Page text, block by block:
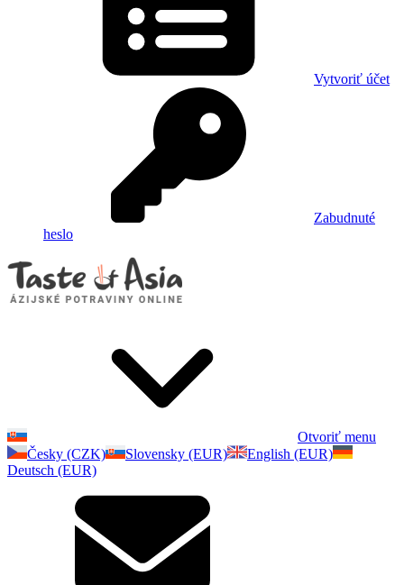
Vytvoriť účet
Zabudnuté
heslo
Otvoriť menu
Česky (CZK)
Slovensky (EUR)
English (EUR)
Deutsch (EUR)